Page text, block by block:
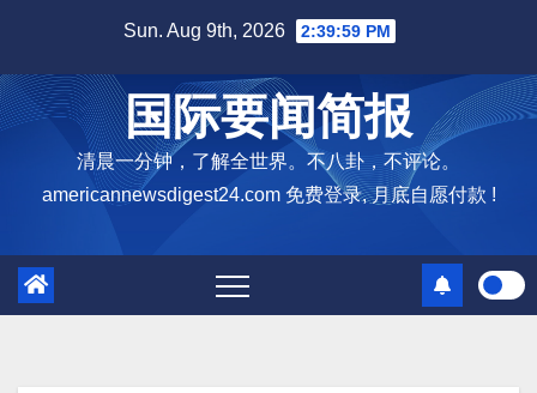
content
Sun. Aug 9th, 2026 2:40:00 PM
国际要闻简报
清晨一分钟，了解全世界。不八卦，不评论。
americannewsdigest24.com 免费登录, 月底自愿付款 !